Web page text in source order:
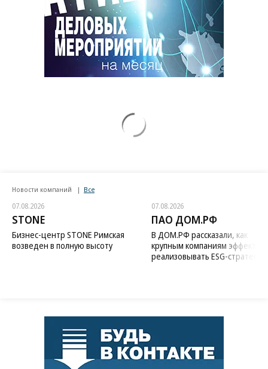
Новости компаний Все
07.08.2026
STONE
Бизнес-центр STONE Римская
возведен в полную высоту
07.08.2026
ПАО ДОМ.РФ
В ДОМ.РФ рассказали, как
крупным компаниям
реализовывать ESG-стратегию